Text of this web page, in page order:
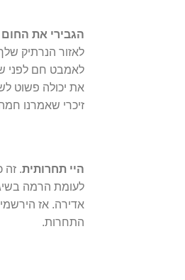
הגבירי את
לאזור הנרתיק
לאמבט חם לפני
את יכולה פשוט
זיכרי שאמרנו
היי תחרותית
לעומת הרמה
אדירה. אז
התחרות.